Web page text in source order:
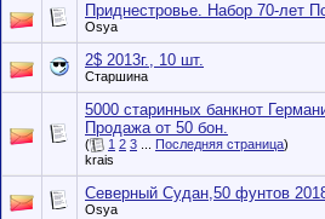
Приднестровье. Набор 70-лет
Osya
2$ 2013г., 10 шт.
Старшина
5000 старинных банкнот
Продажа от 50 бон.
( 1 2 3 Последняя страница)
krais
Северный Судан,50 фунтов
Osya